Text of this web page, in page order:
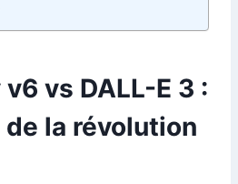
vs DALL-E 3 :
la révolution